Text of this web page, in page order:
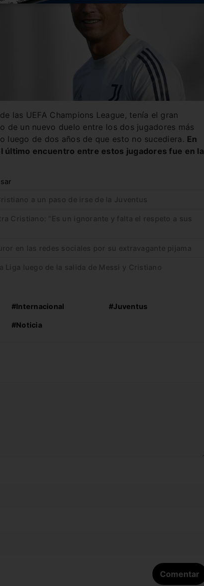
las UEFA Champions League, tenía el gran
de un nuevo duelo entre los dos jugadores más
luego de dos años de que esto no sucediera. En
último encuentro entre estos jugadores fue en la
a un paso de irse de la Juventus
Cristiano: “Es un ignorante y falta el respeto a sus
en las redes sociales por su extravagante pijama
Liga luego de la salida de Messi y Cristiano
#Internacional #Juventus
#Noticia